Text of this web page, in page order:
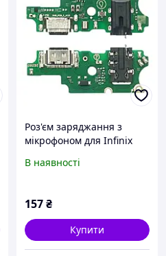
Роз'єм заряджання з
мікрофоном для Infinix
комплектуючі на платі
В наявності
157₴
Купити